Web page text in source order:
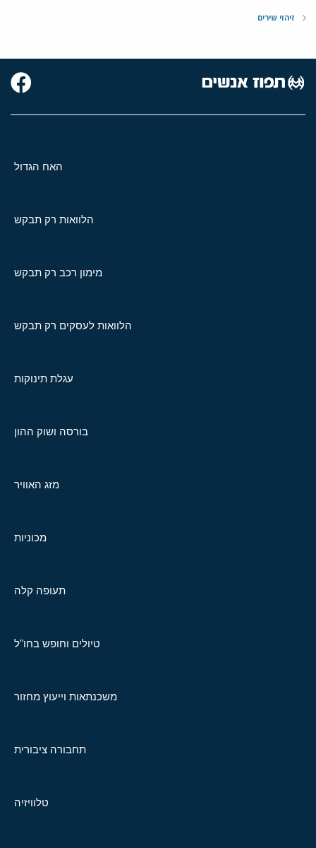
זיהוי שירים
האח הגדול
הלוואות רק תבקש
מימון רכב רק תבקש
הלוואות לעסקים רק תבקש
עגלת תינוקות
בורסה ושוק ההון
מזג האוויר
מכוניות
תעופה קלה
טיולים וחופש בחו"ל
משכנתאות וייעוץ מחזור
תחבורה ציבורית
טלוויזיה